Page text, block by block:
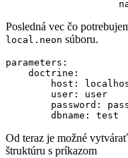
Posledná vec čo
local.neon súboru.
parameters:
    doctrine:
host:
        user: user
password:
Od teraz je možné
štruktúru s príkazom